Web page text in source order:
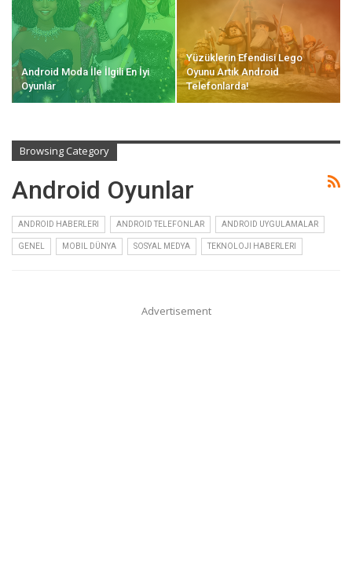
Android Moda İle İlgili En İyi
Oyunlar
Yüzüklerin Efendisi Lego
Oyunu Artık Android
Telefonlarda!
Browsing Category
Android Oyunlar
ANDROID HABERLERI ANDROID TELEFONLAR ANDROID UYGULAMALAR
GENEL MOBIL DÜNYA SOSYAL MEDYA TEKNOLOJI HABERLERI
Advertisement